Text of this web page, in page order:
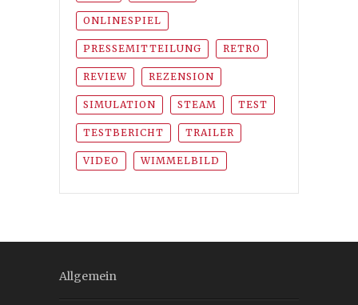
ONLINESPIEL
PRESSEMITTEILUNG RETRO
REVIEW REZENSION
SIMULATION STEAM TEST
TESTBERICHT TRAILER
VIDEO WIMMELBILD
Allgemein